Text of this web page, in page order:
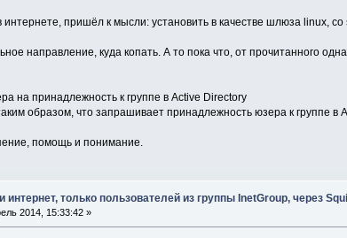
пришёл к мысли: установить в качестве шлюза linux,
направление, куда копать. А то пока что, от прочитанного
на принадлежность к группе в Active Directory
образом, что запрашивает принадлежность юзера к группе
помощь и понимание.
интернет, только пользователей из группы InetGroup, через
2014, 15:33:42 »